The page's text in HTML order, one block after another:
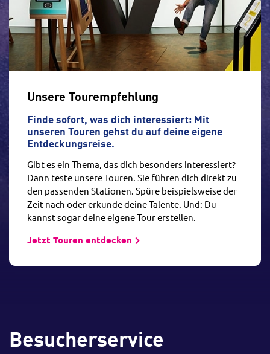
Unsere Tourempfehlung
Finde sofort, was dich interessiert: Mit
unseren Touren gehst du auf deine eigene
Entdeckungsreise.
Gibt es ein Thema, das dich besonders interessiert?
Dann teste unsere Touren. Sie führen dich direkt zu
den passenden Stationen. Spüre beispielsweise der
Zeit nach oder erkunde deine Talente. Und: Du
kannst sogar deine eigene Tour erstellen.
Jetzt Touren entdecken
Besucherservice